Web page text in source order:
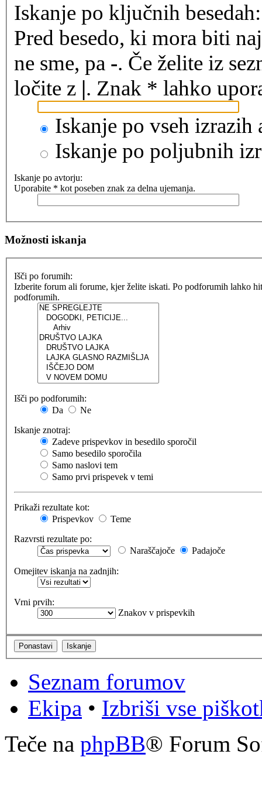
Iskanje po ključnih besedah:
Pred besedo, ki mora biti
ne sme, pa -. Če želite iz
ločite z |. Znak * lahko
Iskanje po vseh izrazih
Iskanje po poljubnih
Iskanje po avtorju:
Uporabite * kot poseben znak za delna ujemanja.
Možnosti iskanja
Išči po forumih:
Izberite forum ali forume, kjer želite iskati. Po podforumih lahko
podforumih.
Išči po podforumih:
Da
Ne
Iskanje znotraj:
Zadeve prispevkov in besedilo sporočil
Samo besedilo sporočila
Samo naslovi tem
Samo prvi prispevek v temi
Prikaži rezultate kot:
Prispevkov
Teme
Razvrsti rezultate po:
Naraščajoče
Padajoče
Omejitev iskanja na zadnjih:
Vrni prvih:
Znakov v prispevkih
Seznam forumov
Ekipa • Izbriši vse
Teče na phpBB® Forum